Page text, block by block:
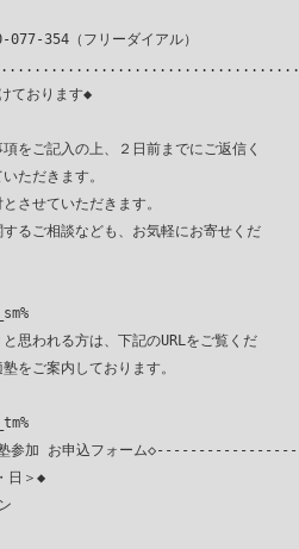
354（フリーダイアル）
ております◆
ご記入の上、２日前までにご返信く
ただきます。
せていただきます。
ご相談なども、お気軽にお寄せくだ
思われる方は、下記のURLをご覧くだ
ご案内しております。
加 お申込フォーム
日＞◆